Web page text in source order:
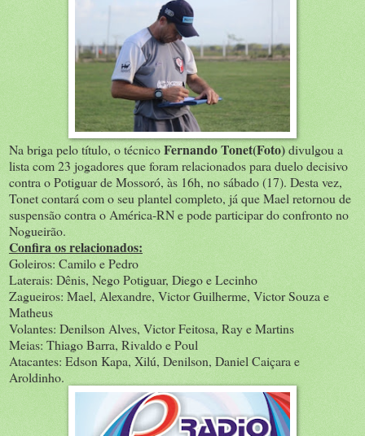
Na briga pelo título, o técnicoFernando Tonet(Foto)divulgou a
lista com 23 jogadores que foram relacionados para duelo decisivo
contra o Potiguar de Mossoró, às 16h, no sábado (17). Desta vez,
Tonet contará com o seu plantel completo, já que Mael retornou de
suspensão contra o América-RN e pode participar do confronto no
Nogueirão.
Confira os relacionados:
Goleiros: Camilo e Pedro
Laterais: Dênis, Nego Potiguar, Diego e Lecinho
Zagueiros: Mael, Alexandre, Victor Guilherme, Victor Souza e
Matheus
Volantes: Denilson Alves, Victor Feitosa, Ray e Martins
Meias: Thiago Barra, Rivaldo e Poul
Atacantes: Edson Kapa, Xilú, Denilson, Daniel Caiçara e
Aroldinho.